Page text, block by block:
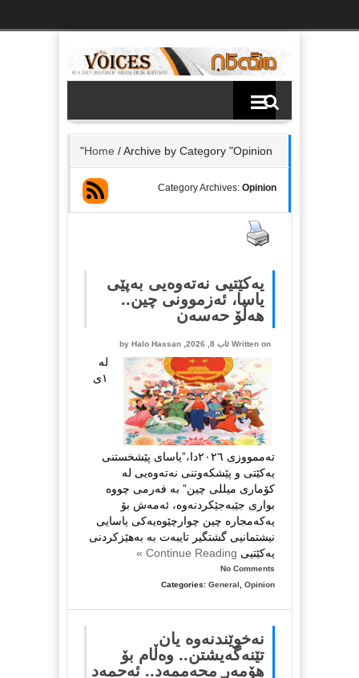
Home /Archive by Category "Opinion"
Category Archives: Opinion
یەکێتیی نەتەوەیی بەپێی
یاسا، ئەزموونی چین..
هەڵۆ حەسەن
Written on ئاب 8, 2026, by Halo Hassan
لە
١ی
تەممووزی ٢٠٢٦دا،”یاسای پێشخستنی
یەکێتی و پێشکەوتنی نەتەوەیی لە
کۆماری میللی چین” بە فەرمی چووە
بواری جێبەجێکردنەوە، ئەمەش بۆ
یەکەمجارە چین چوارچێوەیەکی یاسایی
نیشتمانیی گشتگیر تایبەت بە بەهێزکردنی
یەکێتیی
No Comments
Categories: General Opinion
نەخوێندنەوە یان
تێنەگەیشتن.. وەڵام بۆ
هۆمەر محەممەد.. ئەحمەد